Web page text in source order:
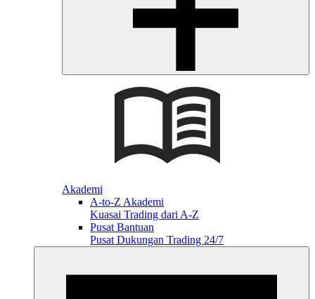
Akademi
A-to-Z Akademi
Kuasai Trading dari A-Z
Pusat Bantuan
Pusat Dukungan Trading 24/7